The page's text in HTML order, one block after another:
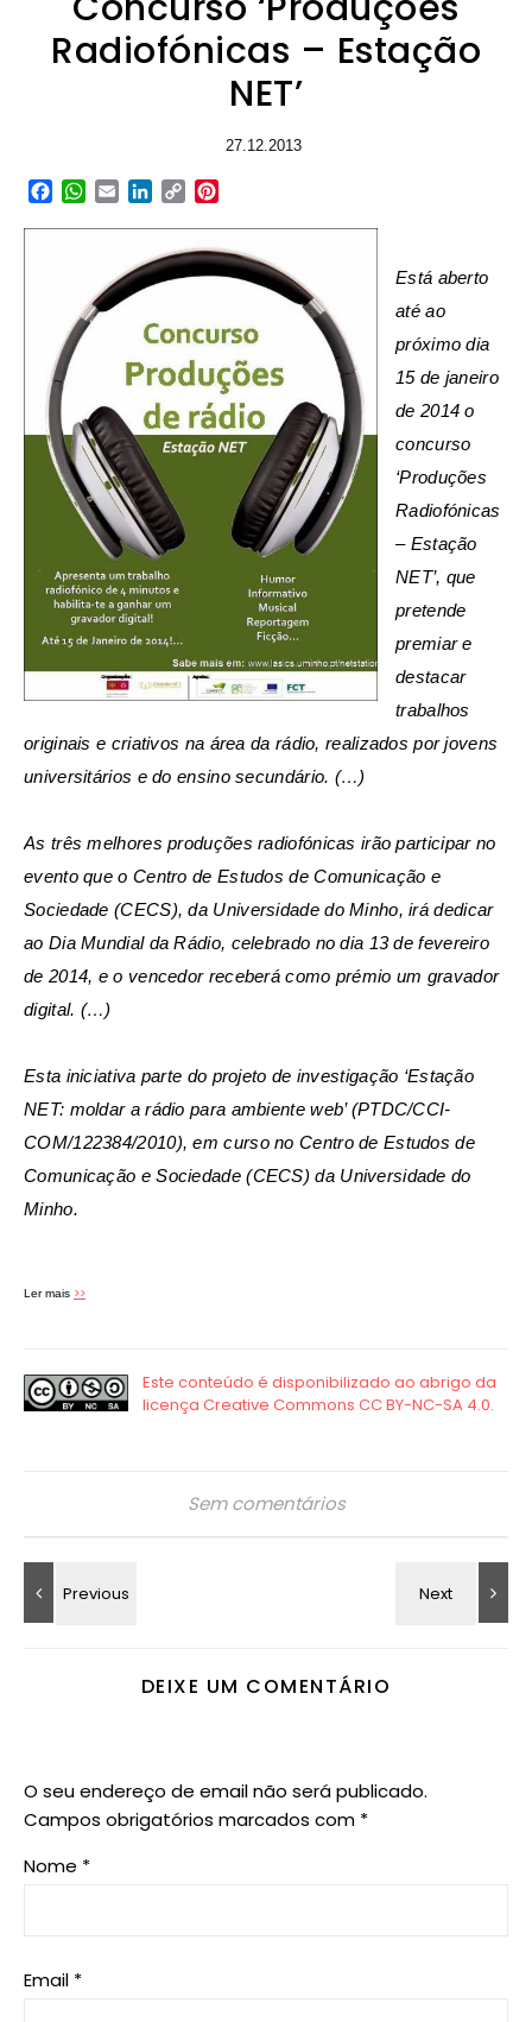
Radiofónicas – Estação
NET’
27.12.2013
Facebook
WhatsApp
EmailLinkedIn
Copy
Está aberto
até ao
próximo dia
15 de janeiro
de 2014 o
concurso
‘Produções
Radiofónicas
– Estação
NET’, que
pretende
premiar e
destacar
trabalhos
originais e criativos na área da rádio, realizados por jovens
universitários e do ensino secundário. (…)
As três melhores produções radiofónicas irão participar no
evento que o Centro de Estudos de Comunicação e
Sociedade (CECS), da Universidade do Minho, irá dedicar
ao Dia Mundial da Rádio, celebrado no dia 13 de fevereiro
de 2014, e o vencedor receberá como prémio um gravador
digital. (…)
Esta iniciativa parte do projeto de investigação ‘Estação
NET: moldar a rádio para ambiente web’ (PTDC/CCI-
COM/122384/2010), em curso no Centro de Estudos de
Comunicação e Sociedade (CECS) da Universidade do
Minho.
Ler mais >>
Sem comentários
DEIXE UM COMENTÁRIO
O seu endereço de email não será publicado.
Campos obrigatórios marcados com *
Nome *
Email *